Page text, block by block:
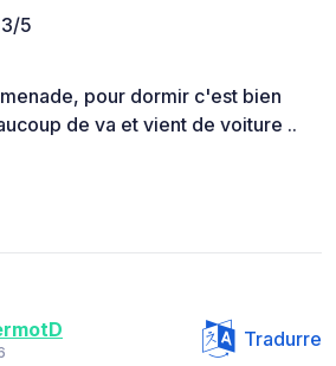
3/5
pour dormir c'est bien
de va et vient de voiture ..
Tradurre